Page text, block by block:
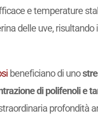
e temperature
delle uve, risultando
beneficiano di uno
di polifenoli e
profondità